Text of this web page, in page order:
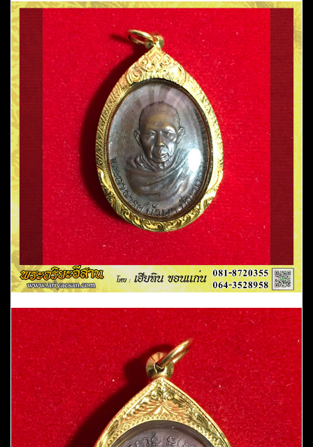
ปี2522
วัด
พระ
สถิตย์
อ.ศรีเชียงใหม่
จ.หนองคาย
ชิ้น